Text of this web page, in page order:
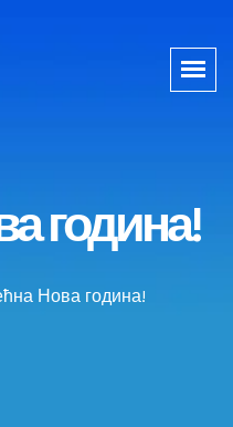
година!
Нова година!